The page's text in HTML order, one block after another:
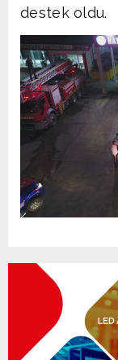
destek oldu.